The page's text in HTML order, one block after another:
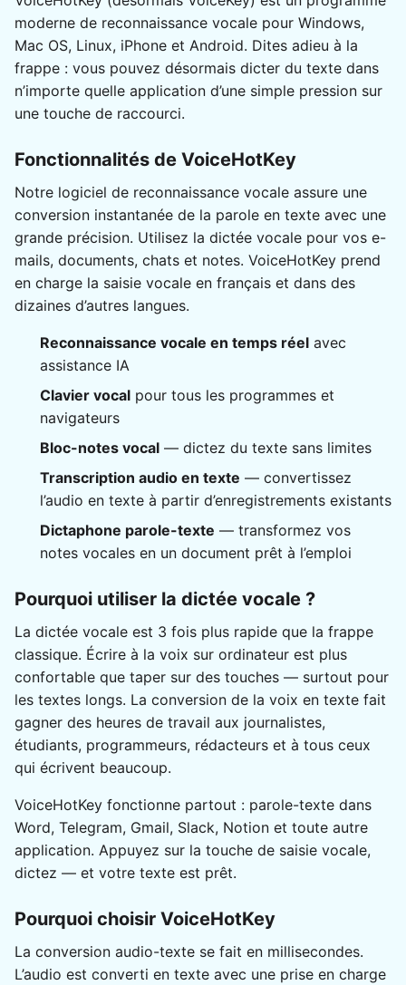
moderne de reconnaissance vocale pour Windows,
Mac OS, Linux, iPhone et Android. Dites adieu à la
frappe : vous pouvez désormais dicter du texte dans
n’importe quelle application d’une simple pression sur
une touche de raccourci.
Fonctionnalités de VoiceHotKey
Notre logiciel de reconnaissance vocale assure une
conversion instantanée de la parole en texte avec une
grande précision. Utilisez la dictée vocale pour vos e-
mails, documents, chats et notes. VoiceHotKey prend
en charge la saisie vocale en français et dans des
dizaines d’autres langues.
Reconnaissance vocale en temps réel avec
assistance IA
Clavier vocal pour tous les programmes et
navigateurs
Bloc-notes vocal — dictez du texte sans limites
Transcription audio en texte — convertissez
l’audio en texte à partir d’enregistrements existants
Dictaphone parole-texte — transformez vos
notes vocales en un document prêt à l’emploi
Pourquoi utiliser la dictée vocale ?
La dictée vocale est 3 fois plus rapide que la frappe
classique. Écrire à la voix sur ordinateur est plus
confortable que taper sur des touches — surtout pour
les textes longs. La conversion de la voix en texte fait
gagner des heures de travail aux journalistes,
étudiants, programmeurs, rédacteurs et à tous ceux
qui écrivent beaucoup.
VoiceHotKey fonctionne partout : parole-texte dans
Word, Telegram, Gmail, Slack, Notion et toute autre
application. Appuyez sur la touche de saisie vocale,
dictez — et votre texte est prêt.
Pourquoi choisir VoiceHotKey
La conversion audio-texte se fait en millisecondes.
L’audio est converti en texte avec une prise en charge